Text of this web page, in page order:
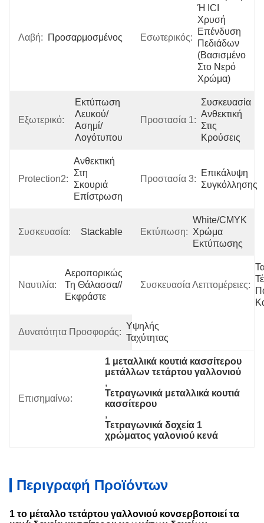
Λαβή: Προσαρμοσμένος Εσωτερικός:
Ή ICI
Χρυσή
Επένδυση
Πεδιάδων
(βασισμένο
Στο Νερό
Χρώμα)
Εξωτερικό:
Εκτύπωση
Λευκού/
Ασημί/
Λογότυπου
Προστασία 1:
Συσκευασία
Ανθεκτική
Στις
Κρούσεις
Protection2:
Ανθεκτική
Στη
Σκουριά
Επίστρωση
Προστασία 3:
Επικάλυψη
Συγκόλλησης
Συσκευασία: Stackable Εκτύπωση:
White/CMYK
Χρώμα
Εκτύπωσης
Ναυτιλία:
Αεροπορικώς
Τη Θάλασσα//
Εκφράστε
Συσκευασία Λεπτομέρειες:
Δυνατότητα Προσφοράς:
Υψηλής
Ταχύτητας
Επισημαίνω:
1 μεταλλικά κουτιά κασσίτερου
μετάλλων τετάρτου γαλλονιού
,
Τετραγωνικά μεταλλικά κουτιά
κασσίτερου
,
Τετραγωνικά δοχεία 1
χρώματος γαλονιού κενά
Περιγραφή Προϊόντων
1 το μέταλλο τετάρτου γαλλονιού κονσερβοποιεί τα